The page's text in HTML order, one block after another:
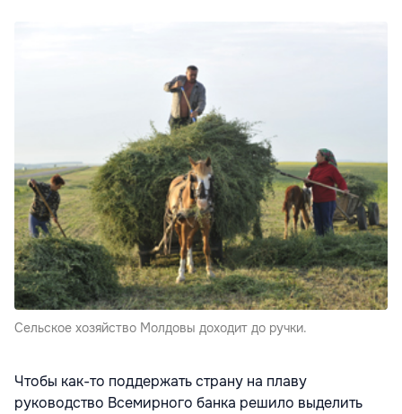
Сельское хозяйство Молдовы доходит до ручки.
Чтобы как-то поддержать страну на плаву
руководство Всемирного банка решило выделить